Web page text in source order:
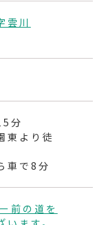
雲川
分
東より徒
車で8分
前の道を